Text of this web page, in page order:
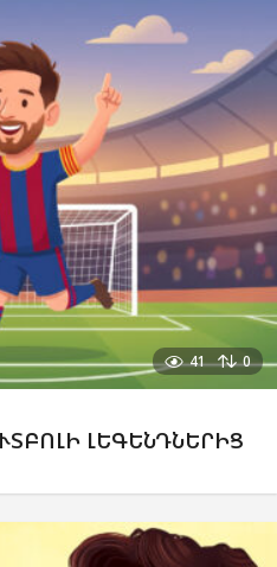
41 0
ԼԵԳԵՆԴՆԵՐԻՑ